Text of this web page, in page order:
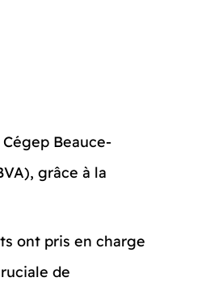
Beauce-
grâce à la
ont pris en charge
de